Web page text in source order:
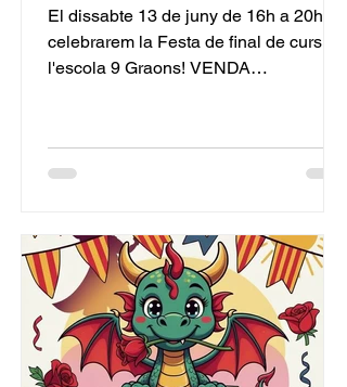
El dissabte 13 de juny de 16h a 20h
celebrarem la Festa de final de curs de
l'escola 9 Graons! VENDA
setmana podeu comprar les vostres
entrades davant de consergeria de
11/6 i divendres 12/6 Tardes (a l'horari
de sortida): Dilluns 8/6, dimarts 9/6,
dijous 11/6 i divendres 12/6 Entrada
adult 1€, els infants no paguen
entrada. El preu d